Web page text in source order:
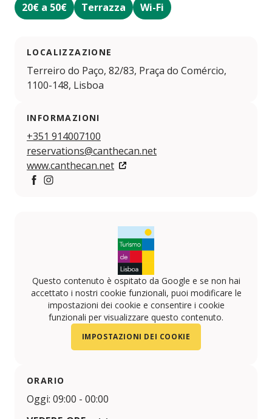
20€ a 50€
Terrazza Wi-Fi
LOCALIZZAZIONE
Terreiro do Paço, 82/83, Praça do Comércio,
1100-148, Lisboa
INFORMAZIONI
+351 914007100
reservations@canthecan.net
www.canthecan.net
Questo contenuto è ospitato da Google e se non hai
accettato i nostri cookie funzionali, puoi modificare le
impostazioni dei cookie e consentire i cookie
funzionali per visualizzare questo contenuto.
IMPOSTAZIONI DEI COOKIE
ORARIO
Oggi: 09:00 - 00:00